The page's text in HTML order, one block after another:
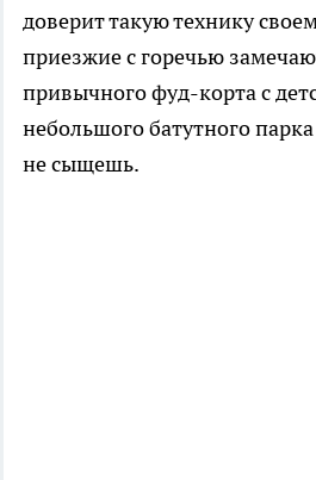
доверит такую технику
приезжие с горечью
привычного фуд-корта с
небольшого батутного
не сыщешь.